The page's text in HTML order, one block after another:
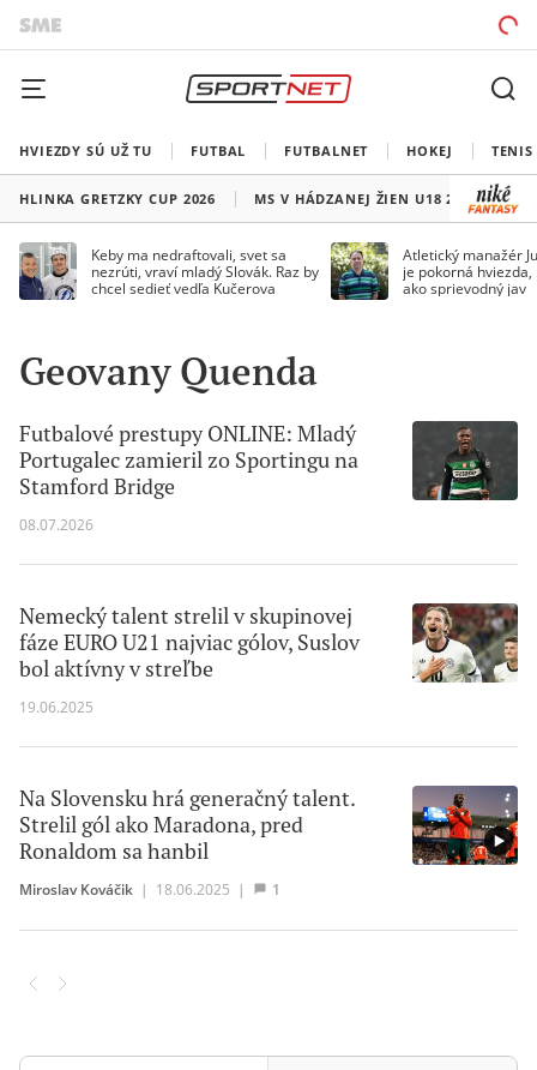
HVIEZDY SÚ UŽ TU FUTBAL FUTBALNET HOKEJ TENIS
HLINKA GRETZKY CUP 2026 MS V HÁDZANEJ ŽIEN U18 2026
Keby ma nedraftovali, svet sa
nezrúti, vraví mladý Slovák. Raz by
chcel sedieť vedľa Kučerova
Atletický manažér
je pokorná
ako sprievodný jav
Geovany Quenda
Futbalové prestupy ONLINE: Mladý
Portugalec zamieril zo Sportingu na
Stamford Bridge
08.07.2026
Nemecký talent strelil v skupinovej
fáze EURO U21 najviac gólov, Suslov
bol aktívny v streľbe
19.06.2025
Na Slovensku hrá generačný talent.
Strelil gól ako Maradona, pred
Ronaldom sa hanbil
Miroslav Kováčik | 18.06.2025 | 1